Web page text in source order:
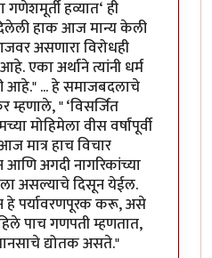
हव्यात‘ ही
हाक आज मान्य केली
असणारा विरोधही
एका अर्थाने त्यांनी धर्म
आहे." ... हे समाजबदलाचे
म्हणाले, " ‘विसर्जित
मोहिमेला वीस वर्षांपूर्वी
मात्र हाच विचार
अगदी नागरिकांच्या
असल्याचे दिसून येईल.
पर्यावरणपूरक करू, असे
पाच गणपती म्हणतात,
द्योतक असते."